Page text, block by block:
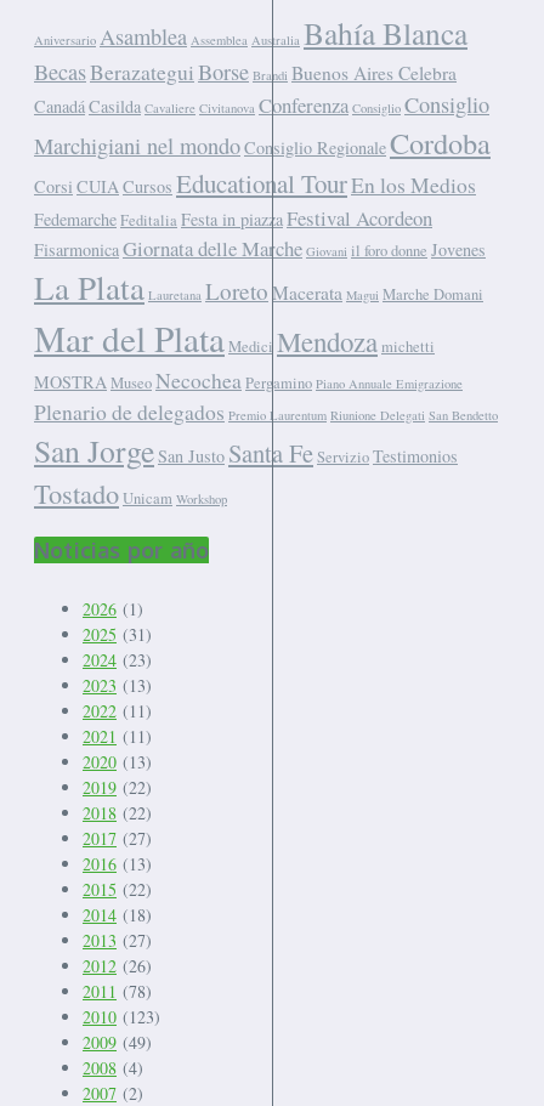
Aniversario Asamblea Assemblea Australia Bahía Blanca
BecasBerazategui Borse Brandi Buenos Aires Celebra
CanadáCasilda Cavaliere Civitanova Conferenza Consiglio Consiglio
Marchigiani nel mondoConsiglio RegionaleCordoba
Corsi CUIA Cursos Educational TourEn los Medios
FedemarcheFeditaliaFesta in piazzaFestival Acordeon
FisarmonicaGiornata delle Marche Giovani il foro donne Jovenes
La Plata Lauretana Loreto Macerata Magui Marche Domani
Mar del PlataMedici Mendozamichetti
MOSTRA MuseoNecochea Pergamino Piano Annuale Emigrazione
Plenario de delegados Premio Laurentum Riunione Delegati San Bendetto
San JorgeSan Justo Santa FeServizioTestimonios
TostadoUnicam Workshop
Noticias por año
2026 (1)
2025 (31)
2024 (23)
2023 (13)
2022 (11)
2021 (11)
2020 (13)
2019 (22)
2018 (22)
2017 (27)
2016 (13)
2015 (22)
2014 (18)
2013 (27)
2012 (26)
2011 (78)
2010 (123)
2009 (49)
2008 (4)
2007 (2)